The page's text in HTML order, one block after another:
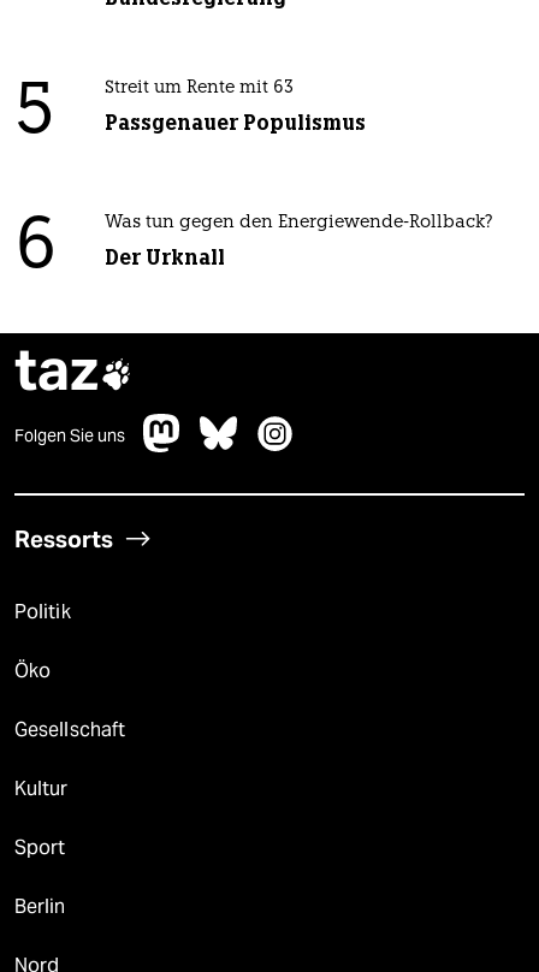
5 Streit um Rente mit 63
Passgenauer Populismus
6 Was tun gegen den Energiewende-Rollback?
Der Urknall
taz
Folgen Sie uns
Ressorts
Politik
Öko
Gesellschaft
Kultur
Sport
Berlin
Nord